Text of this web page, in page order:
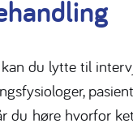
du lytte til
,
du høre hvorfor